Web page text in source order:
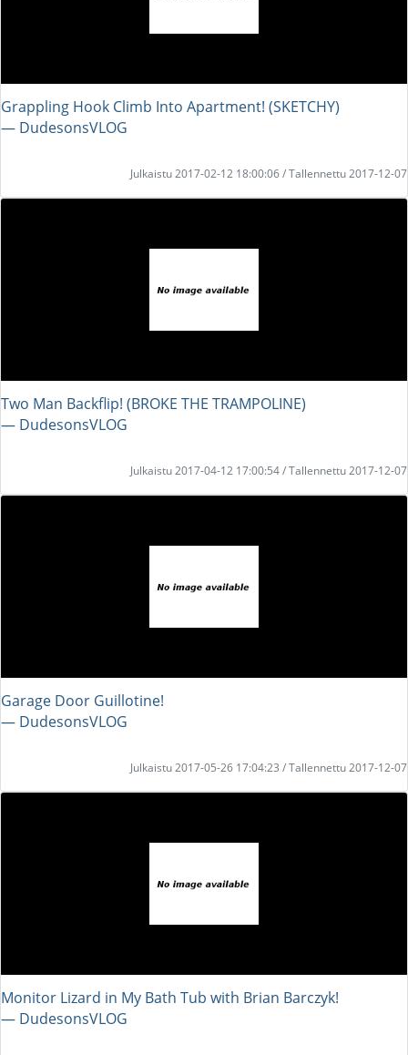
Grappling Hook Climb Into Apartment! (SKETCHY)
― DudesonsVLOG
Julkaistu 2017-02-12 18:00:06 / Tallennettu 2017-12-07
Two Man Backflip! (BROKE THE TRAMPOLINE)
― DudesonsVLOG
Julkaistu 2017-04-12 17:00:54 / Tallennettu 2017-12-07
Garage Door Guillotine!
― DudesonsVLOG
Julkaistu 2017-05-26 17:04:23 / Tallennettu 2017-12-07
Monitor Lizard in My Bath Tub with Brian Barczyk!
― DudesonsVLOG